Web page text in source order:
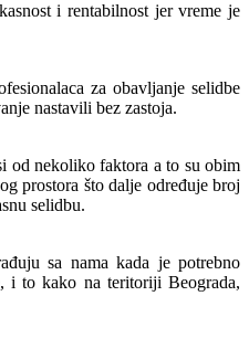
i rentabilnost jer vreme je
za obavljanje selidbe
nastavili bez zastoja.
od nekoliko faktora a to su obim
prostora što dalje određuje broj
selidbu.
sa nama kada je potrebno
i to kako na teritoriji Beograda,